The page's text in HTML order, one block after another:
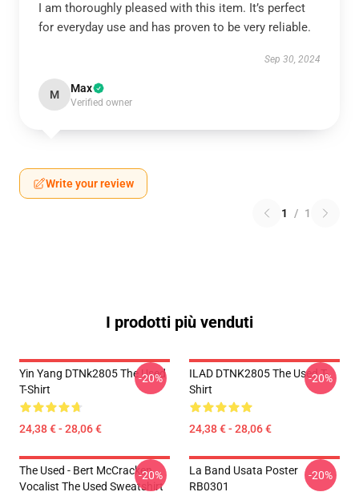
I am thoroughly pleased with this item. It’s perfect
for everyday use and has proven to be very reliable.
Sep 30, 2024
M Max
Verified owner
Write your review
1 / 1
I prodotti più venduti
Yin Yang DTNk2805 The Used
T-Shirt
24,38 € - 28,06 €
-20%
ILAD DTNK2805 The Used T-
Shirt
24,38 € - 28,06 €
-20%
The Used - Bert McCracken
Vocalist The Used Sweatshirt
-20%
La Band Usata Poster
RB0301
-20%